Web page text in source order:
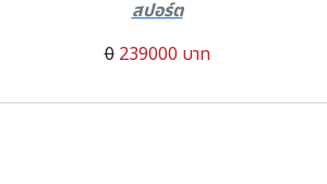
สปอร์ต
0 239000 บาท